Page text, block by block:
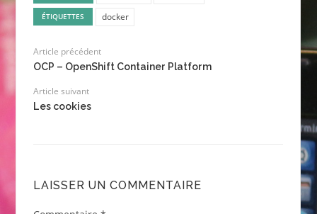
ÉTIQUETTES docker
Article précédent
OCP – OpenShift Container Platform
Article suivant
Les cookies
LAISSER UN COMMENTAIRE